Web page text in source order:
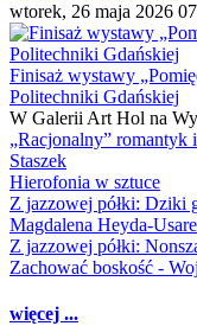
wtorek, 26 maja 2026
Finisaż wystawy
Politechniki Gdańskiej
W Galerii Art Hol na
„Racjonalny” romantyk
Staszek
Hierofonia w sztuce
Z jazzowej półki: Dziki
Magdalena Heyda-
Z jazzowej półki:
Zachować boskość -
więcej ...